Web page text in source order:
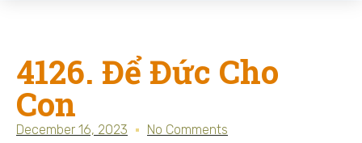
4126. Để Đức Cho
Con
December 16, 2023 No Comments